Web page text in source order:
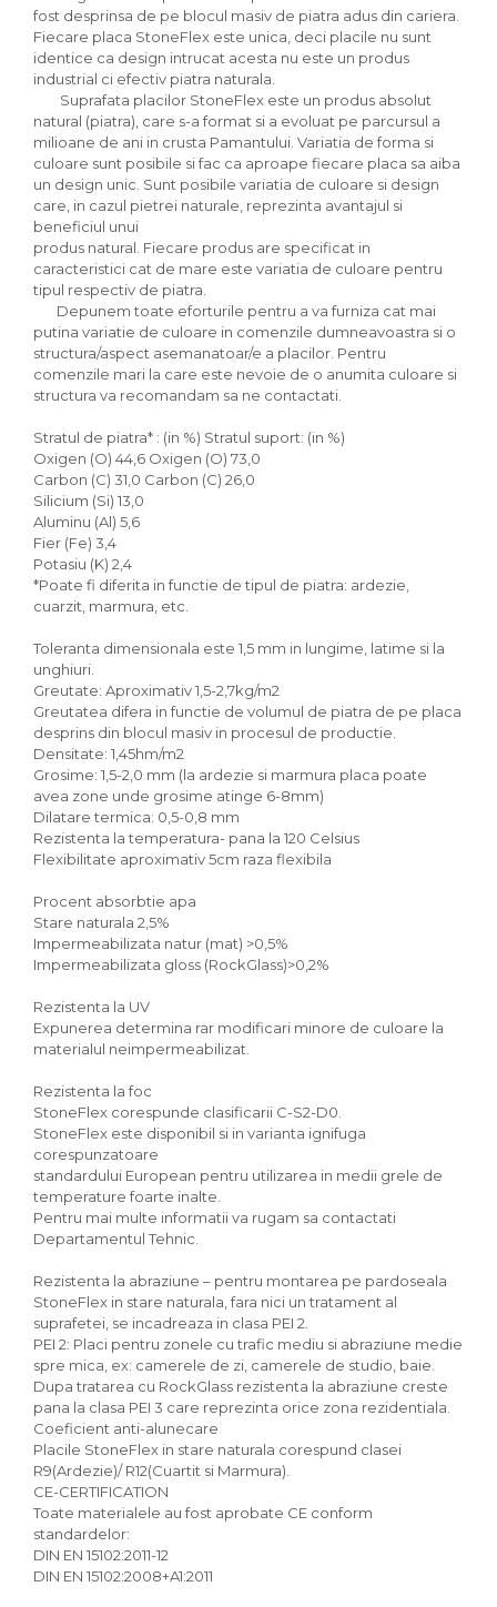
fost desprinsa de pe blocul masiv de piatra adus din cariera.
Fiecare placa StoneFlex este unica, deci placile nu sunt
identice ca design intrucat acesta nu este un produs
industrial ci efectiv piatra naturala.
Suprafata placilor StoneFlex este un produs absolut
natural (piatra), care s-a format si a evoluat pe parcursul a
milioane de ani in crusta Pamantului. Variatia de forma si
culoare sunt posibile si fac ca aproape fiecare placa sa aiba
un design unic. Sunt posibile variatia de culoare si design
care, in cazul pietrei naturale, reprezinta avantajul si
beneficiul unui
produs natural. Fiecare produs are specificat in
caracteristici cat de mare este variatia de culoare pentru
tipul respectiv de piatra.
Depunem toate eforturile pentru a va furniza cat mai
putina variatie de culoare in comenzile dumneavoastra si o
structura/aspect asemanatoar/e a placilor. Pentru
comenzile mari la care este nevoie de o anumita culoare si
structura va recomandam sa ne contactati.
Stratul de piatra* : (in %) Stratul suport: (in %)
Oxigen (O) 44,6 Oxigen (O) 73,0
Carbon (C) 31,0 Carbon (C) 26,0
Silicium (Si) 13,0
Aluminu (Al) 5,6
Fier (Fe) 3,4
Potasiu (K) 2,4
*Poate fi diferita in functie de tipul de piatra: ardezie,
cuarzit, marmura, etc.
Toleranta dimensionala este 1,5 mm in lungime, latime si la
unghiuri.
Greutate: Aproximativ 1,5-2,7kg/m2
Greutatea difera in functie de volumul de piatra de pe placa
desprins din blocul masiv in procesul de productie.
Densitate: 1,45hm/m2
Grosime: 1,5-2,0 mm (la ardezie si marmura placa poate
avea zone unde grosime atinge 6-8mm)
Dilatare termica: 0,5-0,8 mm
Rezistenta la temperatura- pana la 120 Celsius
Flexibilitate aproximativ 5cm raza flexibila
Procent absorbtie apa
Stare naturala 2,5%
Impermeabilizata natur (mat) >0,5%
Impermeabilizata gloss (RockGlass)>0,2%
Rezistenta la UV
Expunerea determina rar modificari minore de culoare la
materialul neimpermeabilizat.
Rezistenta la foc
StoneFlex corespunde clasificarii C-S2-D0.
StoneFlex este disponibil si in varianta ignifuga
corespunzatoare
standardului European pentru utilizarea in medii grele de
temperature foarte inalte.
Pentru mai multe informatii va rugam sa contactati
Departamentul Tehnic.
Rezistenta la abraziune – pentru montarea pe pardoseala
StoneFlex in stare naturala, fara nici un tratament al
suprafetei, se incadreaza in clasa PEI 2.
PEI 2: Placi pentru zonele cu trafic mediu si abraziune medie
spre mica, ex: camerele de zi, camerele de studio, baie.
Dupa tratarea cu RockGlass rezistenta la abraziune creste
pana la clasa PEI 3 care reprezinta orice zona rezidentiala.
Coeficient anti-alunecare
Placile StoneFlex in stare naturala corespund clasei
R9(Ardezie)/ R12(Cuartit si Marmura).
CE-CERTIFICATION
Toate materialele au fost aprobate CE conform
standardelor:
DIN EN 15102:2011-12
DIN EN 15102:2008+A1:2011